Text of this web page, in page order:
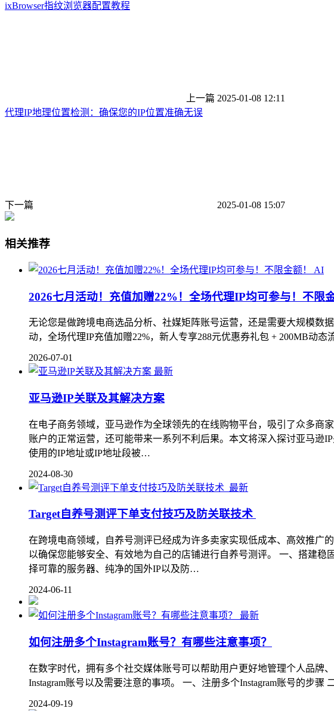
ixBrowser指纹浏览器配置教程
上一篇 2025-01-08 12:11
代理IP地理位置检测：确保您的IP位置准确无误
下一篇 2025-01-08 15:07
相关推荐
AI
2026七月活动！充值加赠22%！全场代理IP均可参与！不限金
无论您是做跨境电商选品分析、社媒矩阵账号运营，还是需要大规模数
动，全场代理IP充值加赠22%，新人专享288元优惠券礼包 + 200MB动
2026-07-01
最新
亚马逊IP关联及其解决方案
在电子商务领域，亚马逊作为全球领先的在线购物平台，吸引了众多商
账户的正常运营，还可能带来一系列不利后果。本文将深入探讨亚马逊
使用的IP地址或IP地址段被…
2024-08-30
最新
Target自养号测评下单支付技巧及防关联技术
在跨境电商领域，自养号测评已经成为许多卖家实现低成本、高效推广
以确保您能够安全、有效地为自己的店铺进行自养号测评。 一、搭建
择可靠的服务器、纯净的国外IP以及防…
2024-06-11
最新
如何注册多个Instagram账号？有哪些注意事项？
在数字时代，拥有多个社交媒体账号可以帮助用户更好地管理个人品牌
Instagram账号以及需要注意的事项。 一、注册多个Instagram账号的步
2024-09-19